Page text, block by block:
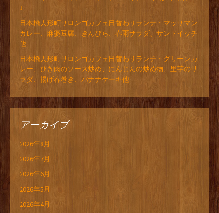
♪
日本橋人形町サロンゴカフェ日替わりランチ・マッサマン
カレー、麻婆豆腐、きんぴら、春雨サラダ、サンドイッチ
他
日本橋人形町サロンゴカフェ日替わりランチ・グリーンカ
レー、ひき肉のソース炒め、にんじんの炒め物、里芋のサ
ラダ、揚げ春巻き、バナナケーキ他
アーカイブ
2026年8月
2026年7月
2026年6月
2026年5月
2026年4月